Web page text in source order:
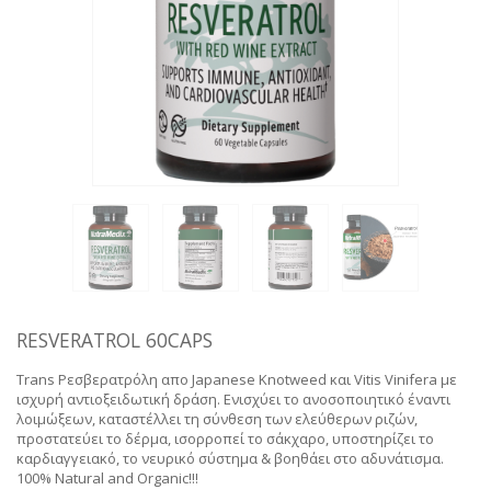
ΕΠΙΚΟΙΝΩΝΊΑ ΤΗΛ. 210 96 00 416
RESVERATROL 60CAPS
Trans Ρεσβερατρόλη απο Japanese Knotweed και Vitis Vinifera με
ισχυρή αντιοξειδωτική δράση. Ενισχύει το ανοσοποιητικό έναντι
λοιμώξεων, καταστέλλει τη σύνθεση των ελεύθερων ριζών,
προστατεύει το δέρμα, ισορροπεί το σάκχαρο, υποστηρίζει το
καρδιαγγειακό, το νευρικό σύστημα & βοηθάει στο αδυνάτισμα.
100% Natural and Organic!!!